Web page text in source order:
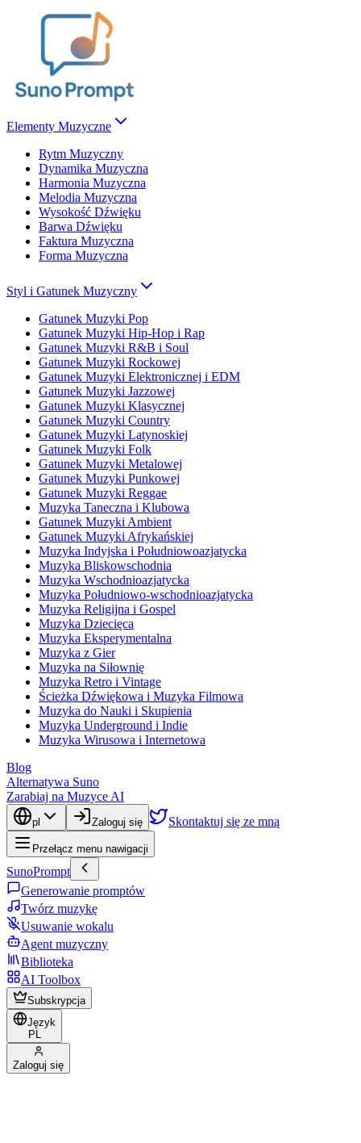
Elementy Muzyczne
Rytm Muzyczny
Dynamika Muzyczna
Harmonia Muzyczna
Melodia Muzyczna
Wysokość Dźwięku
Barwa Dźwięku
Faktura Muzyczna
Forma Muzyczna
Styl i Gatunek Muzyczny
Gatunek Muzyki Pop
Gatunek Muzyki Hip-Hop i Rap
Gatunek Muzyki R&B i Soul
Gatunek Muzyki Rockowej
Gatunek Muzyki Elektronicznej i EDM
Gatunek Muzyki Jazzowej
Gatunek Muzyki Klasycznej
Gatunek Muzyki Country
Gatunek Muzyki Latynoskiej
Gatunek Muzyki Folk
Gatunek Muzyki Metalowej
Gatunek Muzyki Punkowej
Gatunek Muzyki Reggae
Muzyka Taneczna i Klubowa
Gatunek Muzyki Ambient
Gatunek Muzyki Afrykańskiej
Muzyka Indyjska i Południowoazjatycka
Muzyka Bliskowschodnia
Muzyka Wschodnioazjatycka
Muzyka Południowo-wschodnioazjatycka
Muzyka Religijna i Gospel
Muzyka Dziecięca
Muzyka Eksperymentalna
Muzyka z Gier
Muzyka na Siłownię
Muzyka Retro i Vintage
Ścieżka Dźwiękowa i Muzyka Filmowa
Muzyka do Nauki i Skupienia
Muzyka Underground i Indie
Muzyka Wirusowa i Internetowa
Blog
Alternatywa Suno
Zarabiaj na Muzyce AI
pl Zaloguj się Skontaktuj się ze mną
Przełącz menu nawigacji
SunoPrompt
Generowanie promptów
Twórz muzykę
Usuwanie wokalu
Agent muzyczny
Biblioteka
AI Toolbox
Subskrypcja
Język
PL
Zaloguj się